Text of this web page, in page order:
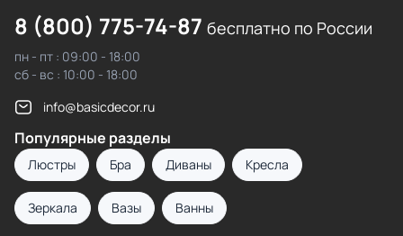
8 (800) 775-74-87 бесплатно по России
пн - пт : 09:00 - 18:00
сб - вс : 10:00 - 18:00
info@basicdecor.ru
Популярные разделы
Люстры Бра Диваны Кресла
Зеркала Вазы Ванны